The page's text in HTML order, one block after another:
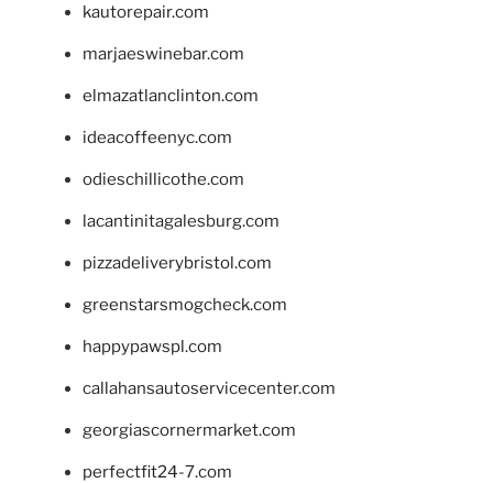
kautorepair.com
marjaeswinebar.com
elmazatlanclinton.com
ideacoffeenyc.com
odieschillicothe.com
lacantinitagalesburg.com
pizzadeliverybristol.com
greenstarsmogcheck.com
happypawspl.com
callahansautoservicecenter.com
georgiascornermarket.com
perfectfit24-7.com